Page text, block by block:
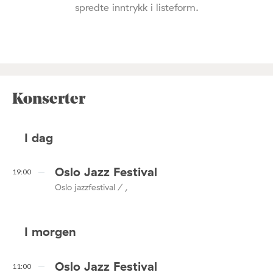
spredte inntrykk i listeform.
Konserter
I dag
19:00 Oslo Jazz Festival
Oslo jazzfestival / ,
I morgen
11:00 Oslo Jazz Festival